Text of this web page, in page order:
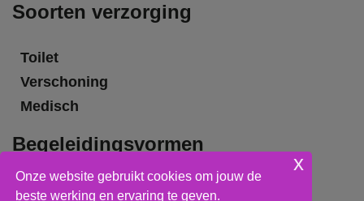
Soorten verzorging
Toilet
Verschoning
Medisch
Begeleidingsvormen
Grote groepsbegeleiding
Onze website gebruikt cookies om jouw de
beste werking en ervaring te geven.
x